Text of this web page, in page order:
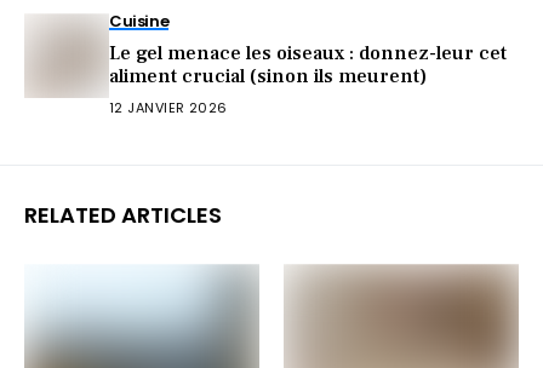
Cuisine
Le gel menace les oiseaux : donnez-leur cet
aliment crucial (sinon ils meurent)
12 JANVIER 2026
RELATED ARTICLES